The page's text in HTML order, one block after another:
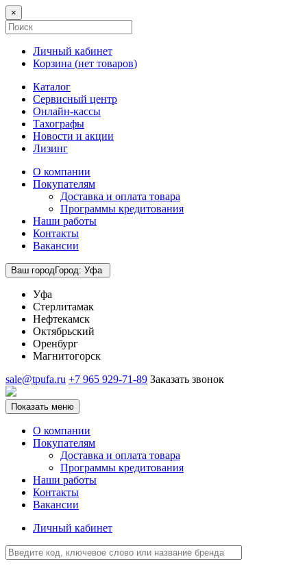
×
Личный кабинет
Корзина (нет товаров)
Каталог
Сервисный центр
Онлайн-кассы
Тахографы
Новости и акции
Лизинг
О компании
Покупателям
Доставка и оплата товара
Программы кредитования
Наши работы
Контакты
Вакансии
Ваш городГород: Уфа
Уфа
Стерлитамак
Нефтекамск
Октябрьский
Оренбург
Магнитогорск
sale@tpufa.ru +7 965 929-71-89 Заказать звонок
Показать меню
О компании
Покупателям
Доставка и оплата товара
Программы кредитования
Наши работы
Контакты
Вакансии
Личный кабинет